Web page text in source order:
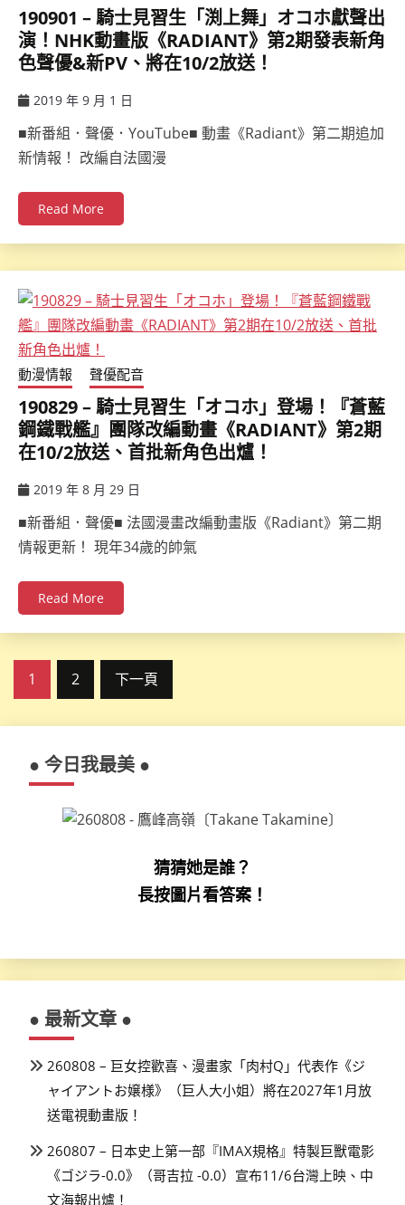
190901 – 騎士見習生「渕上舞」オコホ獻聲出
演！NHK動畫版《RADIANT》第2期發表新角
色聲優&新PV、將在10/2放送！
2019 年 9 月 1 日
■新番組．聲優．YouTube■ 動畫《Radiant》第二期追加
新情報！ 改編自法國漫
Read More
動漫情報 聲優配音
190829 – 騎士見習生「オコホ」登場！『蒼藍
鋼鐵戰艦』團隊改編動畫《RADIANT》第2期
在10/2放送、首批新角色出爐！
2019 年 8 月 29 日
■新番組．聲優■ 法國漫畫改編動畫版《Radiant》第二期
情報更新！ 現年34歲的帥氣
Read More
文
頁
1 2 下一頁
● 今日我最美 ●
猜猜她是誰？
長按圖片看答案！
● 最新文章 ●
260808 – 巨女控歡喜、漫畫家「肉村Q」代表作《ジ
ャイアントお嬢様》（巨人大小姐）將在2027年1月放
送電視動畫版！
260807 – 日本史上第一部『IMAX規格』特製巨獸電影
《ゴジラ-0.0》（哥吉拉 -0.0）宣布11/6台灣上映、中
文海報出爐！